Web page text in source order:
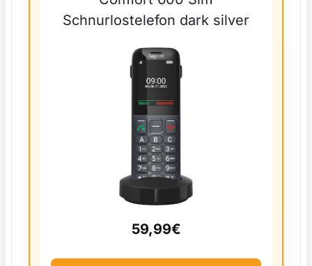
Schnurlostelefon dark silver
59,99€